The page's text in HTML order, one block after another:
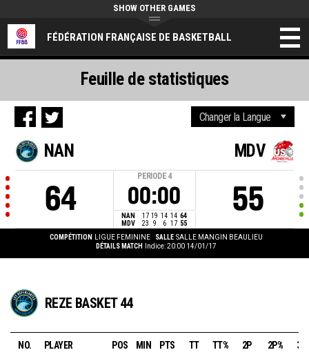
FÉDÉRATION FRANÇAISE DE BASKETBALL
SHOW OTHER GAMES
NAN
64
PERIODE 4
00:00
NAN 17 19 14 14 64
MDV
23 9 6 17 55
MDV
55
COMPÉTITION LIGUE FEMININE SALLE SALLE MANGIN BEAULIEU
DÉTAILS MATCH
Indice: 20:00 14/01/17
Feuille de statistiques
REZE BASKET 44
NO. PLAYER POS MIN PTS TT TT% 2P 2P% 3P